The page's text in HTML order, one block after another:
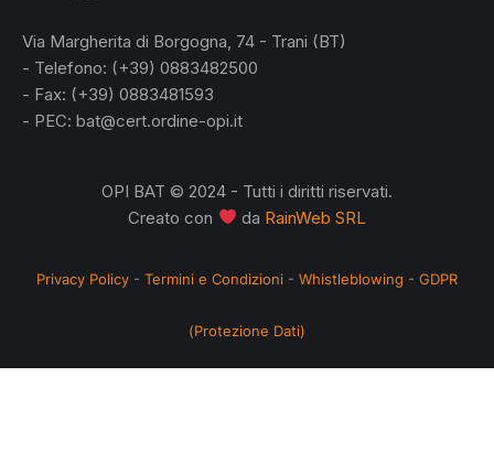
Via Margherita di Borgogna, 74 - Trani (BT)
- Telefono: (+39) 0883482500
- Fax: (+39) 0883481593
- PEC: bat@cert.ordine-opi.it
OPI BAT © 2024 - Tutti i diritti riservati.
Creato con
da RainWeb SRL
Privacy Policy - Termini e Condizioni - Whistleblowing - GDPR
(Protezione Dati)